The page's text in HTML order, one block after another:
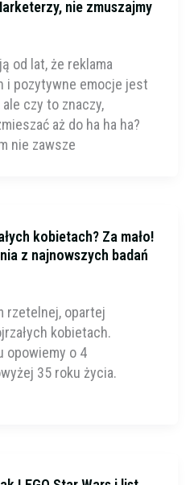
nie zmuszajmy
od lat, że reklama
i pozytywne emocje jest
czy to znaczy,
aż do ha ha ha?
nie zawsze
kobietach? Za mało!
z najnowszych badań
rzetelnej, opartej
kobietach.
opowiemy o 4
35 roku życia.